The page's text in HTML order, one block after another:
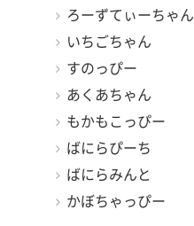
ろーずてぃーちゃん
いちごちゃん
すのっぴー
あくあちゃん
もかもこっぴー
ばにらぴーち
ばにらみんと
かぼちゃっぴー